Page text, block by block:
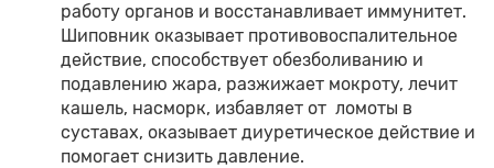
работу органов и восстанавливает иммунитет.
Шиповник оказывает противовоспалительное
действие, способствует обезболиванию и
подавлению жара, разжижает мокроту, лечит
кашель, насморк, избавляет от ломоты в
суставах, оказывает диуретическое действие и
помогает снизить давление.